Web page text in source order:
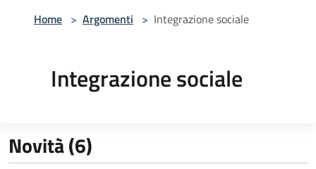
Home > Argomenti > Integrazione sociale
Integrazione sociale
Novità (6)